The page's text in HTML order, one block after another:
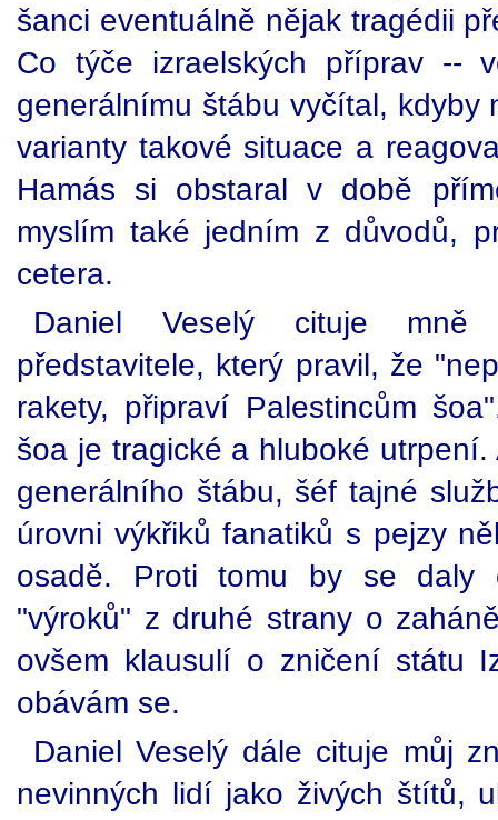
šanci eventuálně nějak tragédii
Co týče izraelských příprav --
generálnímu štábu vyčítal, kdyby
varianty takové situace a
Hamás si obstaral v době
myslím také jedním z důvodů,
cetera.
Daniel Veselý cituje mně
představitele, který pravil, že
rakety, připraví Palestincům
šoa je tragické a hluboké
generálního štábu, šéf tajné
úrovni výkřiků fanatiků s pejzy
osadě. Proti tomu by se daly
"výroků" z druhé strany o
ovšem klausulí o zničení státu
obávám se.
Daniel Veselý dále cituje můj
nevinných lidí jako živých štítů,